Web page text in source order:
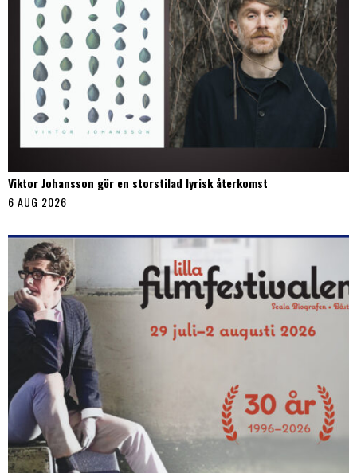
Viktor Johansson gör en storstilad lyrisk återkomst
6 AUG 2026